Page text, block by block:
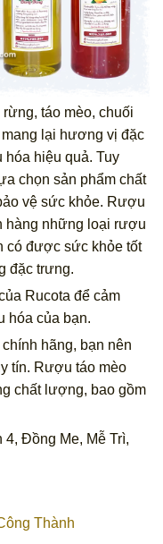
táo mèo, chuối
lại hương vị đặc
hóa hiệu quả. Tuy
chọn sản phẩm chất
vệ sức khỏe. Rượu
hàng những loại rượu
có được sức khỏe tốt
đặc trưng.
Rucota để cảm
hóa của bạn.
hãng, bạn nên
tín. Rượu táo mèo
chất lượng, bao gồm
4, Đồng Me, Mễ Trì,
Thành